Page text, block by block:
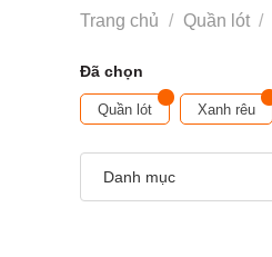
Trang chủ / Quần lót /
Đã chọn
Quần lót Xanh rêu
Danh mục